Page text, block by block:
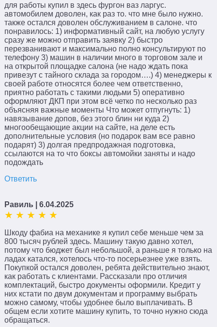
для работы купил в здесь фургон ваз ларгус.
автомобилем доволен, как раз то. что мне было нужно.
также остался доволен обслуживанием в салоне. что
понравилось: 1) информативный сайт, на любую услугу
сразу же можно отправить заявку 2) быстро
перезванивают и максимально полно консультируют по
телефону 3) машин в наличии много в торговом зале и
на открытой площадке салона (не надо ждать пока
привезут с тайного склада за городом….) 4) менеджеры к
своей работе относятся более чем ответственно,
приятно работать с такими людьми 5) оперативно
оформляют ДКП при этом всё четко по несколько раз
объясняя важные моменты Что может отпугнуть: 1)
навязывание допов, без этого блин ни куда 2)
многообещающие акции на сайте, на деле есть
дополнительные условия (но подарок вам все равно
подарят) 3) долгая предпродажная подготовка,
ссылаются на то что боксы автомойки заняты и надо
подождать
Ответить
Равиль | 6.04.2025
Шкоду фабиа на механике я купил себе меньше чем за
800 тысяч рублей здесь. Машину такую давно хотел,
потому что бюджет был небольшой, а раньше я только на
ладах катался, хотелось что-то посерьезнее уже взять.
Покупкой остался доволен, ребята действительно знают,
как работать с клиентами. Рассказали про отличия
комплектаций, быстро документы оформили. Кредит у
них кстати по двум документам и программу выбрать
можно самому, чтобы удобнее было выплачивать. В
общем если хотите машину купить, то точно нужно сюда
обращаться.